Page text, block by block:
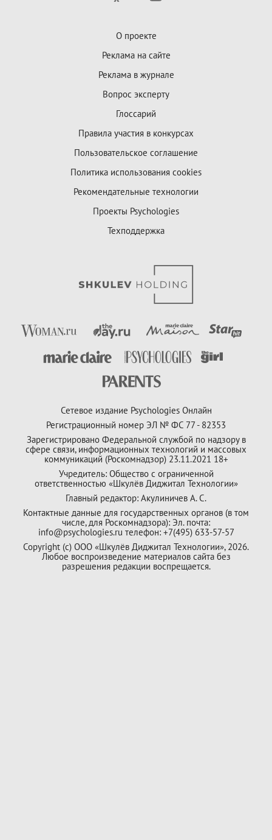
О проекте
Реклама на сайте
Реклама в журнале
Вопрос эксперту
Глоссарий
Правила участия в конкурсах
Пользовательское соглашение
Политика использования cookies
Рекомендательные технологии
Проекты Psychologies
Техподдержка
Сетевое издание Psychologies Онлайн
Регистрационный номер ЭЛ № ФС 77 - 82353
Зарегистрировано Федеральной службой по надзору в
сфере связи, информационных технологий и массовых
коммуникаций (Роскомнадзор) 23.11.2021 18+
Учредитель: Общество с ограниченной
ответственностью «Шкулёв Диджитал Технологии»
Главный редактор: Акулиничев А. С.
Контактные данные для государственных органов (в том
числе, для Роскомнадзора): Эл. почта:
info@psychologies.ru телефон: +7(495) 633-57-57
Copyright (с) ООО «Шкулёв Диджитал Технологии», 2026.
Любое воспроизведение материалов сайта без
разрешения редакции воспрещается.